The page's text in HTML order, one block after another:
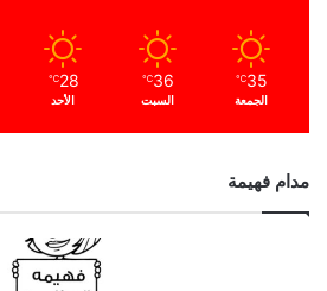
35
℃
الجمعة
36
℃
السبت
28
℃
الأحد
مدام فهيمة